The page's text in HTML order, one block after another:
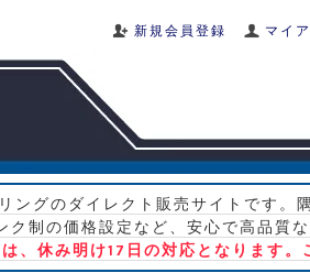
新規会員登録 マイ
グのダイレクト販売サイトです。
制の価格設定など、安心で高品質
、休み明け17日の対応となります。